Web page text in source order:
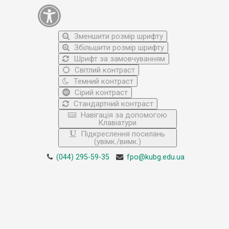
Зменшити розмір шрифту
Збільшити розмір шрифту
Шрифт за замовчуванням
Світлий контраст
Темний контраст
Сірий контраст
Стандартний контраст
Навігація за допомогою
Клавіатури
Підкреслення посилань
(увімк./вимк.)
(044) 295-59-35 fpo@kubg.edu.ua